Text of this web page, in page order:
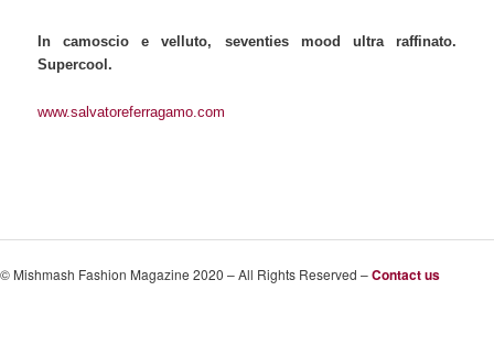
In camoscio e velluto, seventies mood ultra raffinato.
Supercool.
www.salvatoreferragamo.com
© Mishmash Fashion Magazine 2020 – All Rights Reserved –Contact us